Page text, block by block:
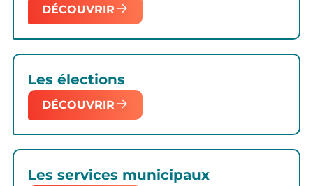
DÉCOUVRIR
Les élections
DÉCOUVRIR
Les services municipaux